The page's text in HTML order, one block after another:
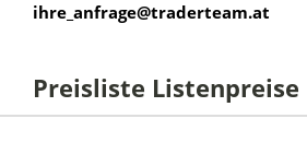
ihre_anfrage@traderteam.at
Preisliste Listenpreise